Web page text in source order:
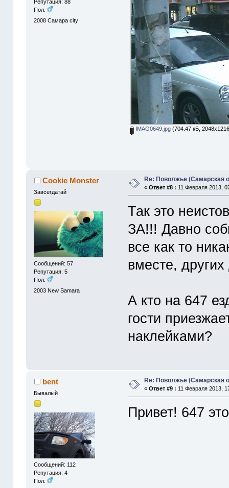
Репутация: 88
Пол:
2008 Самара city
IMAG0649.jpg (704.47 кБ,
Cookie Monster
Завсегдатай
Сообщений: 57
Репутация: 5
Пол:
2003 New Samara
Re: Поволжье (Самарская
«Ответ #8 : 11 Февраля 2013,
Так это
ЗА!!! Давно
все как то
вместе,
А кто на 647
гости
наклейками?
bent
Бывалый
Сообщений: 112
Репутация: 4
Пол:
Re: Поволжье (Самарская
«Ответ #9 : 11 Февраля 2013,
Привет! 647